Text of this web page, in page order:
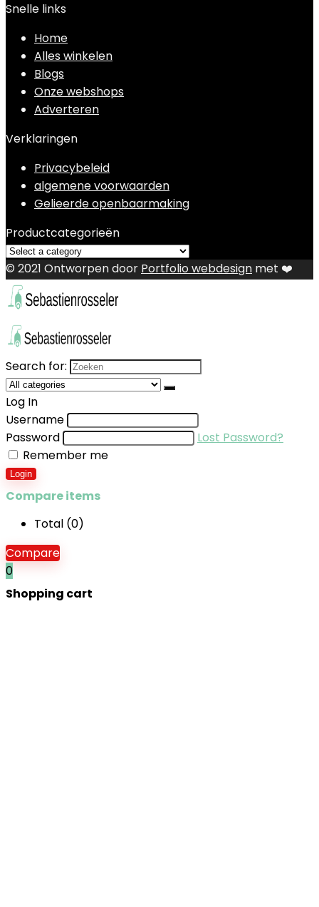
Snelle links
Home
Alles winkelen
Blogs
Onze webshops
Adverteren
Verklaringen
Privacybeleid
algemene voorwaarden
Gelieerde openbaarmaking
Productcategorieën
© 2021 Ontworpen door Portfolio webdesign met ❤️
Search for:
Log In
Username
Password
Lost Password?
Remember me
Login
Compare items
Total (0)
Compare
0
Shopping cart